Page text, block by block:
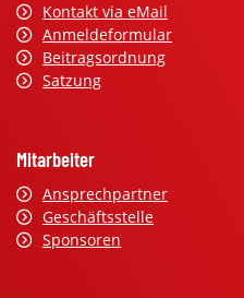
Kontakt via eMail
Anmeldeformular
Beitragsordnung
Satzung
Mitarbeiter
Ansprechpartner
Geschäftsstelle
Sponsoren